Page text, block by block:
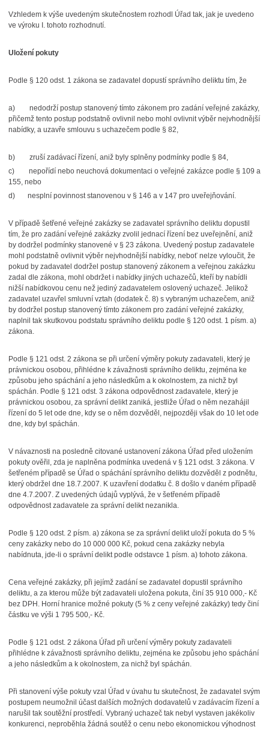
Vzhledem k výše uvedeným skutečnostem rozhodl Úřad tak, jak je uvedeno
ve výroku I. tohoto rozhodnutí.
Uložení pokuty
Podle § 120 odst. 1 zákona se zadavatel dopustí správního deliktu tím, že
a) nedodrží postup stanovený tímto zákonem pro zadání veřejné zakázky,
přičemž tento postup podstatně ovlivnil nebo mohl ovlivnit výběr nejvhodnější
nabídky, a uzavře smlouvu s uchazečem podle § 82,
b) zruší zadávací řízení, aniž byly splněny podmínky podle § 84,
c) nepořídí nebo neuchová dokumentaci o veřejné zakázce podle § 109 a
155, nebo
d) nesplní povinnost stanovenou v § 146 a v 147 pro uveřejňování.
V případě šetřené veřejné zakázky se zadavatel správního deliktu dopustil
tím, že pro zadání veřejné zakázky zvolil jednací řízení bez uveřejnění, aniž
by dodržel podmínky stanovené v § 23 zákona. Uvedený postup zadavatele
mohl podstatně ovlivnit výběr nejvhodnější nabídky, neboť nelze vyloučit, že
pokud by zadavatel dodržel postup stanovený zákonem a veřejnou zakázku
zadal dle zákona, mohl obdržet i nabídky jiných uchazečů, kteří by nabídli
nižší nabídkovou cenu než jediný zadavatelem oslovený uchazeč. Jelikož
zadavatel uzavřel smluvní vztah (dodatek č. 8) s vybraným uchazečem, aniž
by dodržel postup stanovený tímto zákonem pro zadání veřejné zakázky,
naplnil tak skutkovou podstatu správního deliktu podle § 120 odst. 1 písm. a)
zákona.
Podle § 121 odst. 2 zákona se při určení výměry pokuty zadavateli, který je
právnickou osobou, přihlédne k závažnosti správního deliktu, zejména ke
způsobu jeho spáchání a jeho následkům a k okolnostem, za nichž byl
spáchán. Podle § 121 odst. 3 zákona odpovědnost zadavatele, který je
právnickou osobou, za správní delikt zaniká, jestliže Úřad o něm nezahájil
řízení do 5 let ode dne, kdy se o něm dozvěděl, nejpozději však do 10 let ode
dne, kdy byl spáchán.
V návaznosti na posledně citované ustanovení zákona Úřad před uložením
pokuty ověřil, zda je naplněna podmínka uvedená v § 121 odst. 3 zákona. V
šetřeném případě se Úřad o spáchání správního deliktu dozvěděl z podnětu,
který obdržel dne 18.7.2007. K uzavření dodatku č. 8 došlo v daném případě
dne 4.7.2007. Z uvedených údajů vyplývá, že v šetřeném případě
odpovědnost zadavatele za správní delikt nezanikla.
Podle § 120 odst. 2 písm. a) zákona se za správní delikt uloží pokuta do 5 %
ceny zakázky nebo do 10 000 000 Kč, pokud cena zakázky nebyla
nabídnuta, jde-li o správní delikt podle odstavce 1 písm. a) tohoto zákona.
Cena veřejné zakázky, při jejímž zadání se zadavatel dopustil správního
deliktu, a za kterou může být zadavateli uložena pokuta, činí 35 910 000,- Kč
bez DPH. Horní hranice možné pokuty (5 % z ceny veřejné zakázky) tedy činí
částku ve výši 1 795 500,- Kč.
Podle § 121 odst. 2 zákona Úřad při určení výměry pokuty zadavateli
přihlédne k závažnosti správního deliktu, zejména ke způsobu jeho spáchání
a jeho následkům a k okolnostem, za nichž byl spáchán.
Při stanovení výše pokuty vzal Úřad v úvahu tu skutečnost, že zadavatel svým
postupem neumožnil účast dalších možných dodavatelů v zadávacím řízení a
narušil tak soutěžní prostředí. Vybraný uchazeč tak nebyl vystaven jakékoliv
konkurenci, neproběhla žádná soutěž o cenu nebo ekonomickou výhodnost